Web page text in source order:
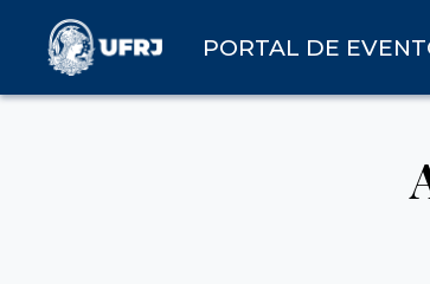
PORTAL DE